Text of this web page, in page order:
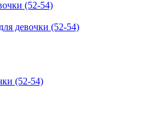
девочки (52-54)
(52-54)